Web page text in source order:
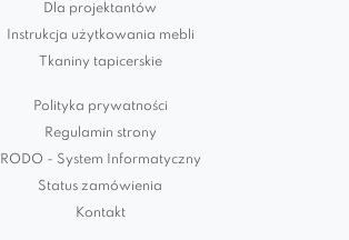
Dla projektantów
Instrukcja użytkowania mebli
Tkaniny tapicerskie
Polityka prywatności
Regulamin strony
RODO - System Informatyczny
Status zamówienia
Kontakt